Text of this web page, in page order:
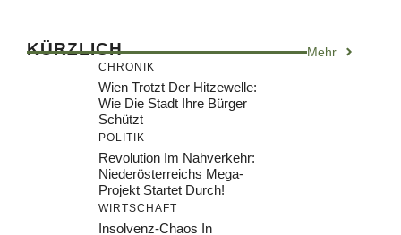
KÜRZLICH Mehr
CHRONIK
Wien Trotzt Der Hitzewelle:
Wie Die Stadt Ihre Bürger
Schützt
POLITIK
Revolution Im Nahverkehr:
Niederösterreichs Mega-
Projekt Startet Durch!
WIRTSCHAFT
Insolvenz-Chaos In